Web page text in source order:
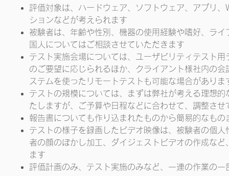
評価対象は、ハードウェア、ソフトウェア、アプリ
ションなどが考えられます
被験者は、年齢や性別、機器の使用経験や嗜好、ラ
国人についてはご相談させていただきます
テスト実施会場については、ユーザビリティテスト
のご要望に応じられるほか、クライアント様社内の
ステムを使ったリモートテストも可能な場合がありま
テストの規模については、まずは弊社が考える理想
たしますが、ご予算や日程などに合わせて、調整させ
報告書についても作り込まれたものから簡易的なもの
テストの様子を録画したビデオ映像は、被験者の個
者の顔のぼかし加工、ダイジェストビデオの作成な
ます
評価計画のみ、テスト実施のみなど、一連の作業の